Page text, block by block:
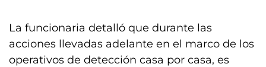
La funcionaria detalló que durante las
acciones llevadas adelante en el marco de los
operativos de detección casa por casa, es